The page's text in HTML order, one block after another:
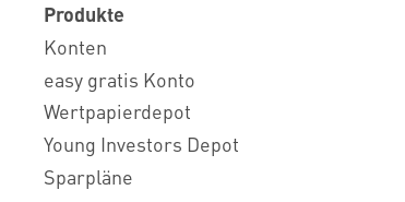
Produkte
Konten
easy gratis Konto
Wertpapierdepot
Young Investors Depot
Sparpläne